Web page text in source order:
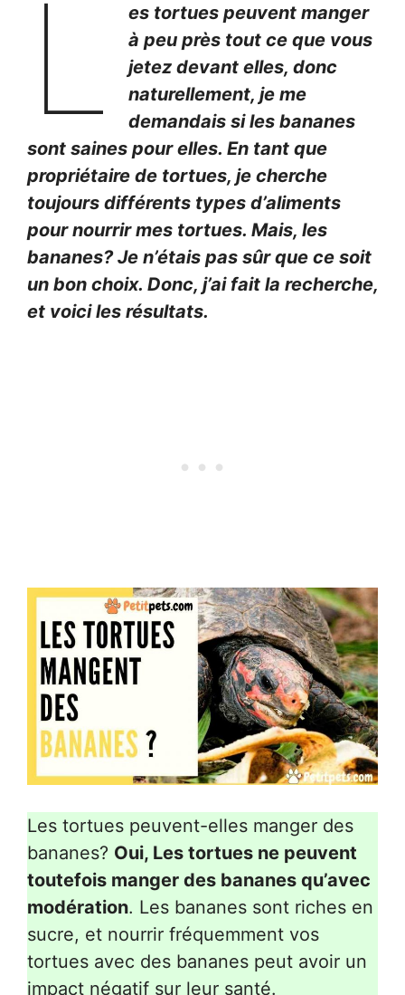
L
es tortues peuvent manger
à peu près tout ce que vous
jetez devant elles, donc
naturellement, je me
demandais si les bananes
sont saines pour elles. En tant que
propriétaire de tortues, je cherche
toujours différents types d’aliments
pour nourrir mes tortues. Mais, les
bananes? Je n’étais pas sûr que ce soit
un bon choix. Donc, j’ai fait la recherche,
et voici les résultats.
Les tortues peuvent-elles manger des
bananes? Oui, Les tortues ne peuvent
toutefois manger des bananes qu’avec
modération. Les bananes sont riches en
sucre, et nourrir fréquemment vos
tortues avec des bananes peut avoir un
impact négatif sur leur santé.